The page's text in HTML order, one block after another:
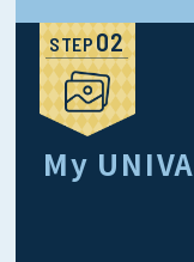
STEP
My